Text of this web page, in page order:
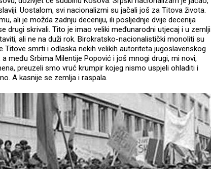
Uostalom, svi nacionalizmi su jačali još za Titova života.
ali je možda zadnju deceniju, ili posljednje dvije decenija
drugi skrivali. Tito je imao veliki međunarodni utjecaj i u zemlji
ali ne na duži rok. Birokratsko-nacionalistički monoliti su
Titove smrti i odlaska nekih velikih autoriteta jugoslavenskog
među Srbima Milentije Popović i još mnogi drugi, mi novi,
preuzeli smo vruć krumpir kojeg nismo uspjeli ohladiti i
A kasnije se zemlja i raspala.